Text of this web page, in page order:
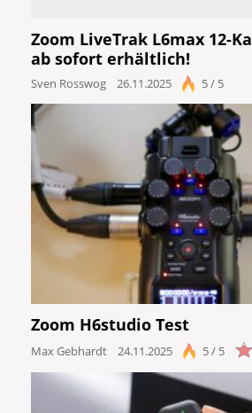
Zoom LiveTrak L6max 12-
ab sofort erhältlich!
Sven Rosswog 26.11.2025 5 / 5
Zoom H6studio Test
Max Gebhardt 24.11.2025 5 / 5